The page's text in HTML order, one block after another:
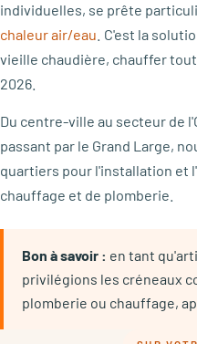
individuelles, se prête
chaleur air/eau . C'est la
vieille chaudière, chauffer
2026.
Du centre-ville au secteur de
passant par le Grand Large,
quartiers pour l'installation et
chauffage et de plomberie.
Bon à savoir : en tant
privilégions les créneaux
plomberie ou chauffage,